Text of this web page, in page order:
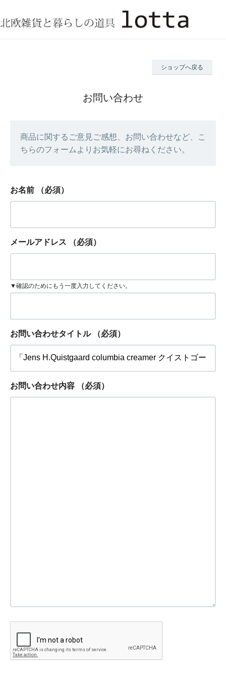
ショップへ戻る
お問い合わせ
商品に関するご意見ご感想、お問い合わせなど、こ
ちらのフォームよりお気軽にお尋ねください。
お名前 （必須）
メールアドレス （必須）
▼確認のためにもう一度入力してください。
お問い合わせタイトル （必須）
お問い合わせ内容 （必須）